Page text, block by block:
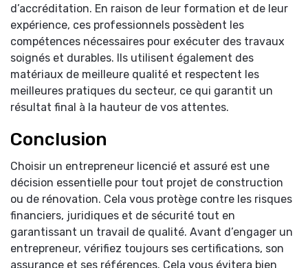
d’accréditation. En raison de leur formation et de leur
expérience, ces professionnels possèdent les
compétences nécessaires pour exécuter des travaux
soignés et durables. Ils utilisent également des
matériaux de meilleure qualité et respectent les
meilleures pratiques du secteur, ce qui garantit un
résultat final à la hauteur de vos attentes.
Conclusion
Choisir un entrepreneur licencié et assuré est une
décision essentielle pour tout projet de construction
ou de rénovation. Cela vous protège contre les risques
financiers, juridiques et de sécurité tout en
garantissant un travail de qualité. Avant d’engager un
entrepreneur, vérifiez toujours ses certifications, son
assurance et ses références. Cela vous évitera bien